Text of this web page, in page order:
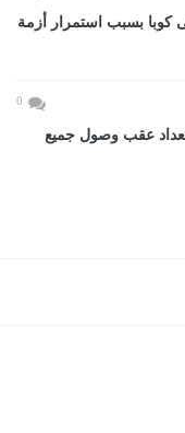
كوبا بسبب استمرار أزمة
0
عقب وصول جميع